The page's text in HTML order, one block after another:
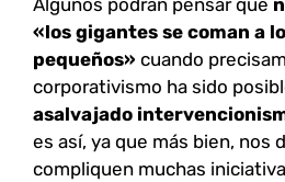
Algunos podrán pensar que
«los gigantes se coman a
pequeños» cuando
corporativismo ha sido
asalvajado
es así, ya que más bien, nos
compliquen muchas